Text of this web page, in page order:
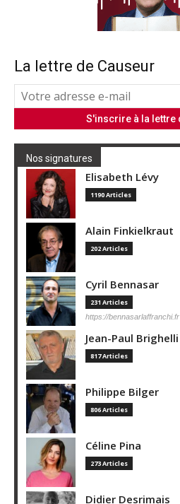
La lettre de Causeur
Nos signatures
Elisabeth Lévy
1190 Articles
Alain Finkielkraut
202 Articles
Cyril Bennasar
231 Articles
https://bennasarlaffranchi.fr
Jean-Paul Brighelli
817 Articles
Philippe Bilger
806 Articles
Céline Pina
273 Articles
Didier Desrimais